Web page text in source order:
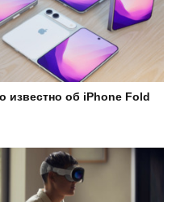
известно об iPhone Fold